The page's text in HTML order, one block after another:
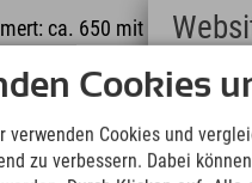
ca. 650 mit dem Bike
Cookies
verwenden Cookies und
zu verbessern. Dabei
Deutsch
(German)
English
(English)
Italiano